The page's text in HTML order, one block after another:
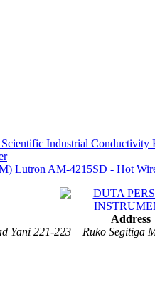
Scientific Industrial
Lutron AM-4215SD - Hot
Address
Yani 221-223 – Ruko Segitiga